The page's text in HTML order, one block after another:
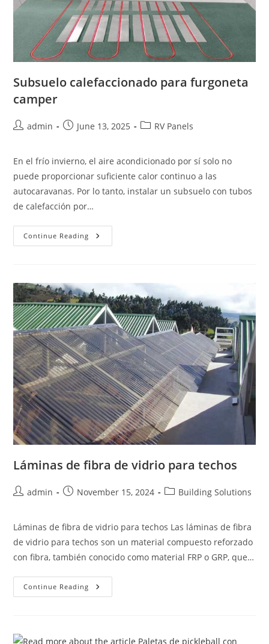
Subsuelo calefaccionado para furgoneta
camper
Postadmin
PostJune 13, 2025
PostRV Panels
En el frío invierno, el aire acondicionado por sí solo no
puede proporcionar suficiente calor continuo a las
autocaravanas. Por lo tanto, instalar un subsuelo con tubos
de calefacción por…
Continue Reading Subsuelo
Calefaccionado
Láminas de fibra de vidrio para techos
Postadmin
PostNovember 15, 2024
PostBuilding Solutions
Láminas de fibra de vidrio para techos Las láminas de fibra
de vidrio para techos son un material compuesto reforzado
con fibra, también conocido como material FRP o GRP, que…
Continue Reading Láminas
De
Techos